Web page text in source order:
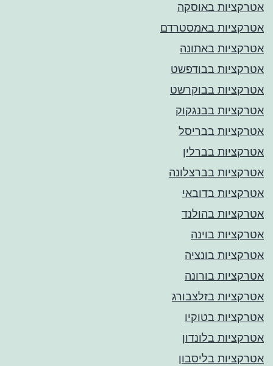
אטרקציות באוסקה
אטרקציות באמסטרדם
אטרקציות באתונה
אטרקציות בבודפשט
אטרקציות בבוקרשט
אטרקציות בבנגקוק
אטרקציות בבריסל
אטרקציות בברלין
אטרקציות בברצלונה
אטרקציות בדובאי
אטרקציות בהולנד
אטרקציות בוינה
אטרקציות בונציה
אטרקציות בורונה
אטרקציות בזלצבורג
אטרקציות בטוקיו
אטרקציות בלונדון
אטרקציות בליסבון